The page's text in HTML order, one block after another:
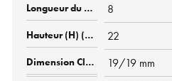
8
22
19/19 mm